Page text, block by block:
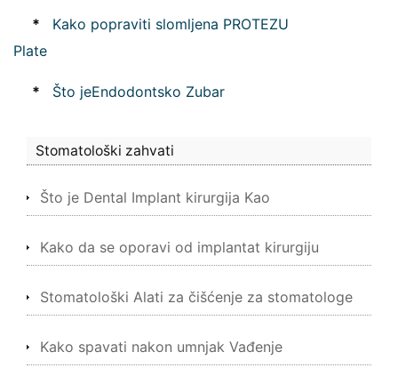
*
Kako popraviti slomljena PROTEZU
Plate
* Što jeEndodontsko Zubar
Stomatološki zahvati
Što je Dental Implant kirurgija Kao
Kako da se oporavi od implantat kirurgiju
Stomatološki Alati za čišćenje za stomatologe
Kako spavati nakon umnjak Vađenje